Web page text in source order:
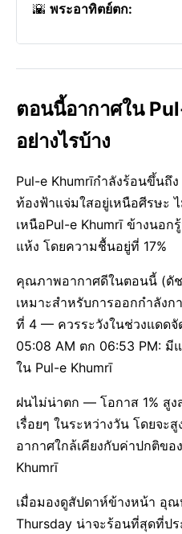
🌇 พระอาทิตย์ตก:
ตอนนี้อากาศใน
อย่างไรบ้าง
Pul-e Khumrīกำลังร้อนขึ้นถึ
ท้องฟ้าแจ่มใสอยู่เหนือศีรษะ
เหนือPul-e Khumrī ข้างนอ
แห้ง โดยความชื้นอยู่ที่ 17%
คุณภาพอากาศดีในตอนนี้ (ดัช
เหมาะสำหรับการออกกำลังก
ที่ 4 — ควรระวังในช่วงแดด
05:08 AM ตก 06:53 PM: มี
ใน Pul-e Khumrī
ฝนไม่น่าตก — โอกาส 1% สู
เรื่อยๆ ในระหว่างวัน โดยจะ
อากาศใกล้เคียงกับค่าปกติข
Khumrī
เมื่อมองดูสัปดาห์ข้างหน้า
Thursday น่าจะร้อนที่สุดที่ป